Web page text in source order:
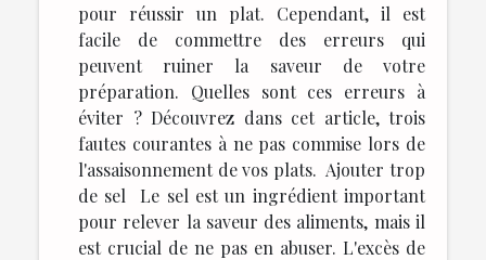
pour réussir un plat. Cependant, il est
facile de commettre des erreurs qui
peuvent ruiner la saveur de votre
préparation. Quelles sont ces erreurs à
éviter ? Découvrez dans cet article, trois
fautes courantes à ne pas commise lors de
l'assaisonnement de vos plats. Ajouter trop
de sel Le sel est un ingrédient important
pour relever la saveur des aliments, mais il
est crucial de ne pas en abuser. L'excès de